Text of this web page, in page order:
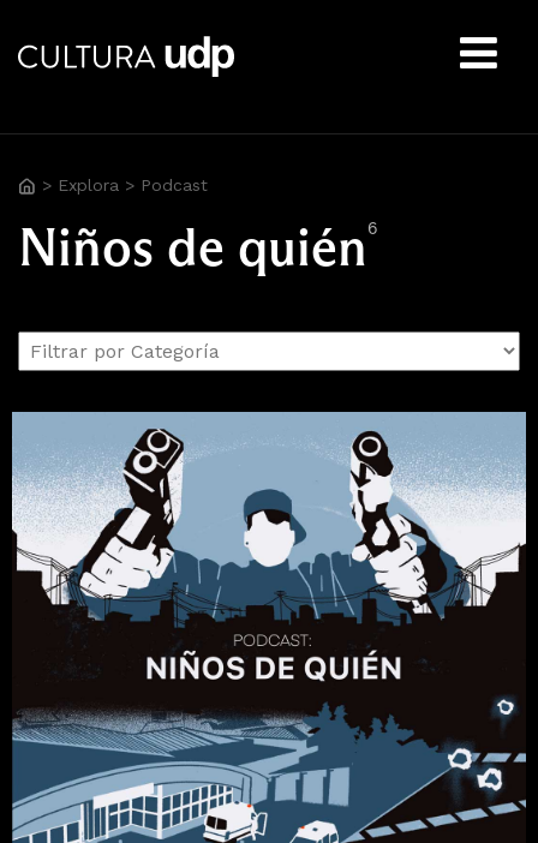
> Explora > Podcast
Niños de quién6